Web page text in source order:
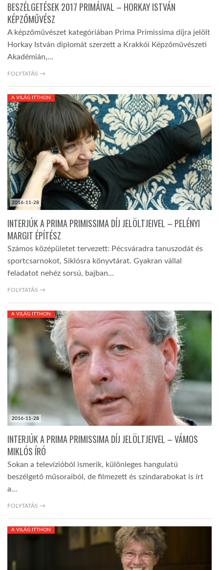
BESZÉLGETÉSEK 2017 PRIMÁIVAL – HORKAY ISTVÁN
KÉPZŐMŰVÉSZ
A képzőművészet kategóriában Prima Primissima díjra jelölt
Horkay István diplomát szerzett a Krakkói Képzőművészeti
Akadémián,…
FOLYTATÁS →
2016-11-28
A VILÁG ITTHON
INTERJÚK A PRIMA PRIMISSIMA DÍJ JELÖLTJEIVEL – PELÉNYI
MARGIT ÉPÍTÉSZ
Számos középületet tervezett: Pécsváradra tanuszodát és
sportcsarnokot, Siklósra könyvtárat. Gyakran vállal
feladatot nehéz sorsú, bajban…
FOLYTATÁS →
2016-11-28
A VILÁG ITTHON
INTERJÚK A PRIMA PRIMISSIMA DÍJ JELÖLTJEIVEL – VÁMOS
MIKLÓS ÍRÓ
Sokan a televízióból ismerik, különleges hangulatú
beszélgető műsoraiból, de filmezett és színdarabokat is írt
a…
FOLYTATÁS →
A VILÁG ITTHON